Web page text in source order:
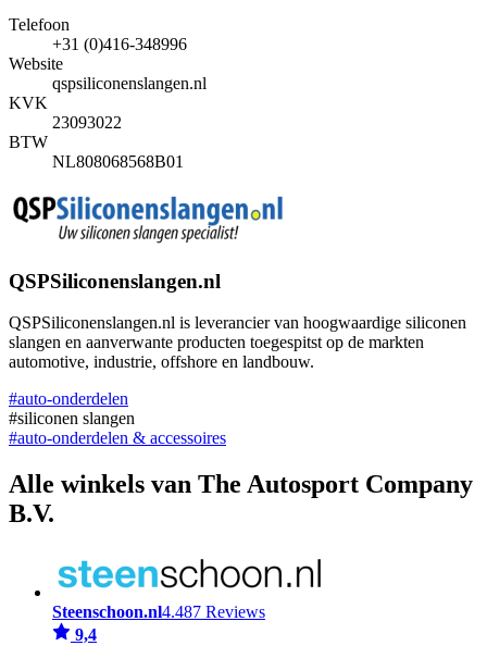
Telefoon
+31 (0)416-348996
Website
qspsiliconenslangen.nl
KVK
23093022
BTW
NL808068568B01
QSPSiliconenslangen.nl
QSPSiliconenslangen.nl is leverancier van hoogwaardige siliconen
slangen en aanverwante producten toegespitst op de markten
automotive, industrie, offshore en landbouw.
#auto-onderdelen
#siliconen slangen
#auto-onderdelen & accessoires
Alle winkels van The Autosport Company
B.V.
Steenschoon.nl4.487 Reviews
9,4